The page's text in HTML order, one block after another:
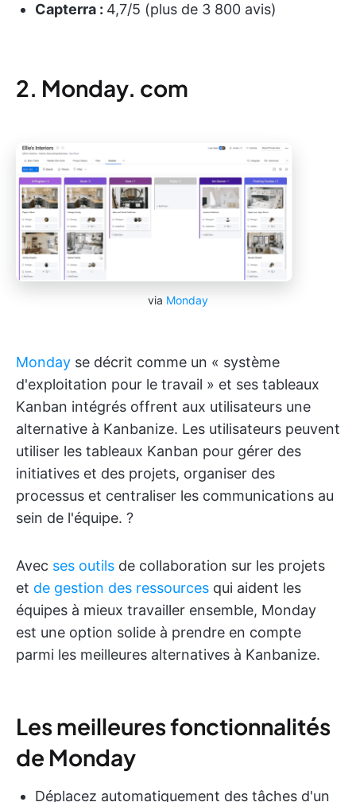
Capterra : 4,7/5 (plus de 3 800 avis)
2. Monday. com
via Monday
Monday se décrit comme un « système
d'exploitation pour le travail » et ses tableaux
Kanban intégrés offrent aux utilisateurs une
alternative à Kanbanize. Les utilisateurs peuvent
utiliser les tableaux Kanban pour gérer des
initiatives et des projets, organiser des
processus et centraliser les communications au
sein de l'équipe. ?️
Avec ses outils de collaboration sur les projets
et de gestion des ressources qui aident les
équipes à mieux travailler ensemble, Monday
est une option solide à prendre en compte
parmi les meilleures alternatives à Kanbanize.
Les meilleures fonctionnalités
de Monday
Déplacez automatiquement des tâches d'un